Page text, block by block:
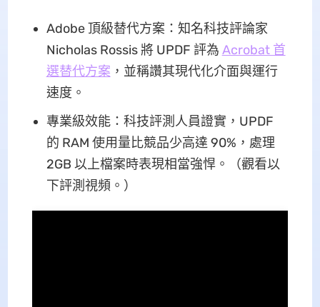
Adobe 頂級替代方案：知名科技評論家
Nicholas Rossis 將 UPDF 評為 Acrobat 首
選替代方案 ，並稱讚其現代化介面與運行
速度。
專業級效能：科技評測人員證實，UPDF
的 RAM 使用量比競品少高達 90%，處理
2GB 以上檔案時表現相當強悍。（觀看以
下評測視頻。）